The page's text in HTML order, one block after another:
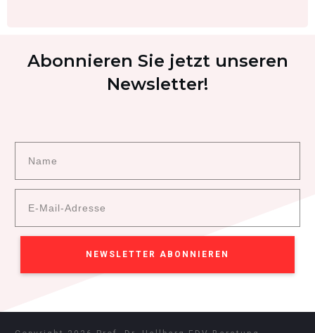
Abonnieren Sie jetzt unseren
Newsletter!
NEWSLETTER ABONNIEREN